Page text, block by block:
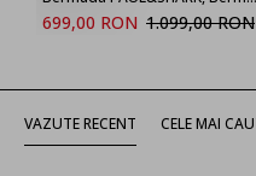
699,00 RON 1.099,00 RON
VAZUTE RECENT CELE MAI